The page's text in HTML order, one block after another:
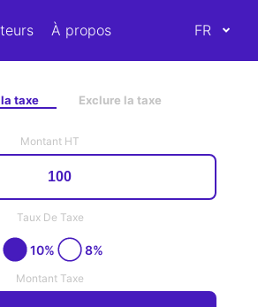
À propos
taxe Exclure la taxe
Montant HT
Taux De Taxe
10% 8%
Montant Taxe
FR